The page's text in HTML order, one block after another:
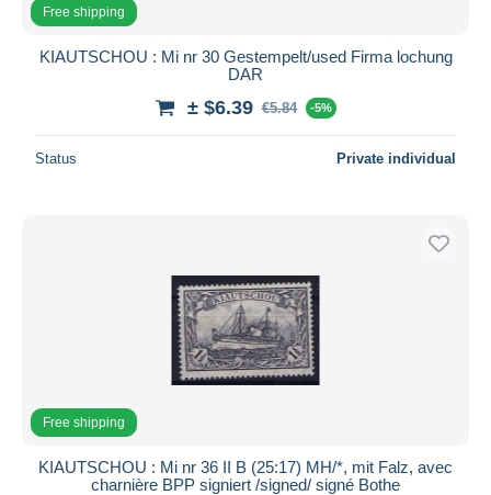
Free shipping
KIAUTSCHOU : Mi nr 30 Gestempelt/used Firma lochung
DAR
± $6.39 €5.84 -5%
Status Private individual
Free shipping
KIAUTSCHOU : Mi nr 36 II B (25:17) MH/*, mit Falz, avec
charnière BPP signiert /signed/ signé Bothe